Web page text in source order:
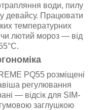
води, пилу
девайсу. Працювати
температурних
чи лютий мороз — від
PQ55 розміщені
регулювання
— відсік для SIM-
гумовою заглушкою